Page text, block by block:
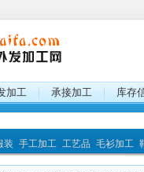
加工 承接加工 库存
装 手工加工 工艺品 毛衫加工